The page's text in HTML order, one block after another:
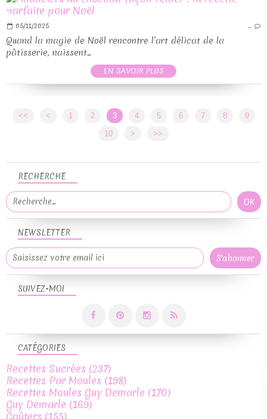
05/11/2025 …
Quand la magie de Noël rencontre l’art délicat de la
pâtisserie, naissent...
EN SAVOIR PLUS
<< < 1 2 3 4 5 6 7 8
9
10
> >>
NEWSLETTER
SUIVEZ-MOI
RECHERCHE
CATÉGORIES
Recettes Sucrées (237)
Recettes Par Moules (198)
Recettes Moules Guy Demarle (170)
Guy Demarle (169)